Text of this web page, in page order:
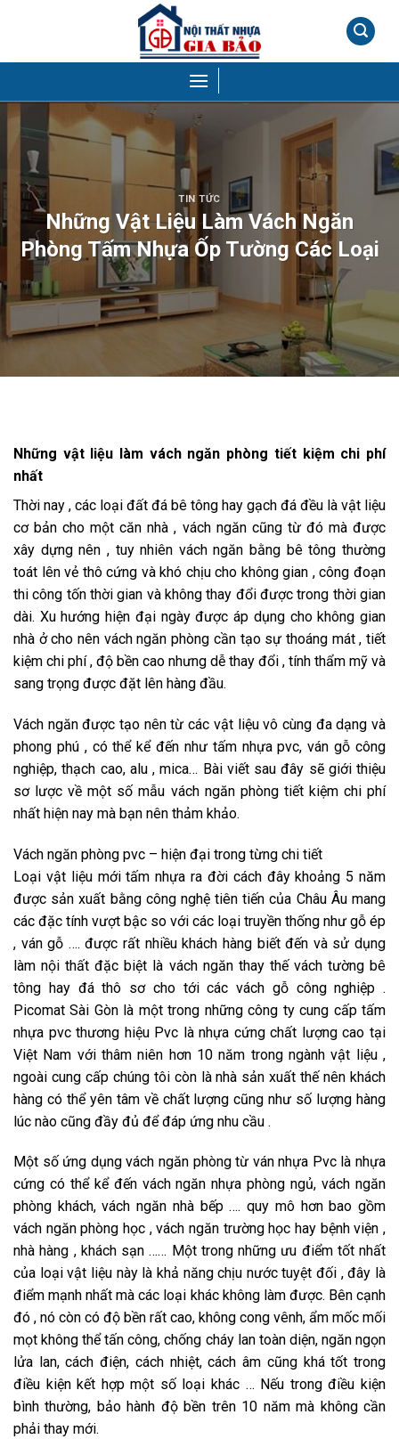
TIN TỨC
Những Vật Liệu Làm Vách Ngăn
Phòng Tấm Nhựa Ốp Tường Các Loại
Những vật liệu làm vách ngăn phòng tiết kiệm chi phí
nhất
Thời nay , các loại đất đá bê tông hay gạch đá đều là vật liệu
cơ bản cho một căn nhà , vách ngăn cũng từ đó mà được
xây dựng nên , tuy nhiên vách ngăn bằng bê tông thường
toát lên vẻ thô cứng và khó chịu cho không gian , công đoạn
thi công tốn thời gian và không thay đổi được trong thời gian
dài. Xu hướng hiện đại ngày được áp dụng cho không gian
nhà ở cho nên vách ngăn phòng cần tạo sự thoáng mát , tiết
kiệm chi phí , độ bền cao nhưng dễ thay đổi , tính thẩm mỹ và
sang trọng được đặt lên hàng đầu.
Vách ngăn được tạo nên từ các vật liệu vô cùng đa dạng và
phong phú , có thể kể đến như tấm nhựa pvc, ván gỗ công
nghiệp, thạch cao, alu , mica… Bài viết sau đây sẽ giới thiệu
sơ lược về một số mẫu vách ngăn phòng tiết kiệm chi phí
nhất hiện nay mà bạn nên thảm khảo.
Vách ngăn phòng pvc – hiện đại trong từng chi tiết
Loại vật liệu mới tấm nhựa ra đời cách đây khoảng 5 năm
được sản xuất bằng công nghệ tiên tiến của Châu Âu mang
các đặc tính vượt bậc so với các loại truyền thống như gỗ ép
, ván gỗ …. được rất nhiều khách hàng biết đến và sử dụng
làm nội thất đặc biệt là vách ngăn thay thế vách tường bê
tông hay đá thô sơ cho tới các vách gỗ công nghiệp .
Picomat Sài Gòn là một trong những công ty cung cấp tấm
nhựa pvc thương hiệu Pvc là nhựa cứng chất lượng cao tại
Việt Nam với thâm niên hơn 10 năm trong ngành vật liệu ,
ngoài cung cấp chúng tôi còn là nhà sản xuất thế nên khách
hàng có thể yên tâm về chất lượng cũng như số lượng hàng
lúc nào cũng đầy đủ để đáp ứng nhu cầu .
Một số ứng dụng vách ngăn phòng từ ván nhựa Pvc là nhựa
cứng có thể kể đến vách ngăn nhựa phòng ngủ, vách ngăn
phòng khách, vách ngăn nhà bếp …. quy mô hơn bao gồm
vách ngăn phòng học , vách ngăn trường học hay bệnh viện ,
nhà hàng , khách sạn …… Một trong những ưu điểm tốt nhất
của loại vật liệu này là khả năng chịu nước tuyệt đối , đây là
điểm mạnh nhất mà các loại khác không làm được. Bên cạnh
đó , nó còn có độ bền rất cao, không cong vênh, ẩm mốc mối
mọt không thể tấn công, chống cháy lan toàn diện, ngăn ngọn
lửa lan, cách điện, cách nhiệt, cách âm cũng khá tốt trong
điều kiện kết hợp một số loại khác … Nếu trong điều kiện
bình thường, bảo hành độ bền trên 10 năm mà không cần
phải thay mới.